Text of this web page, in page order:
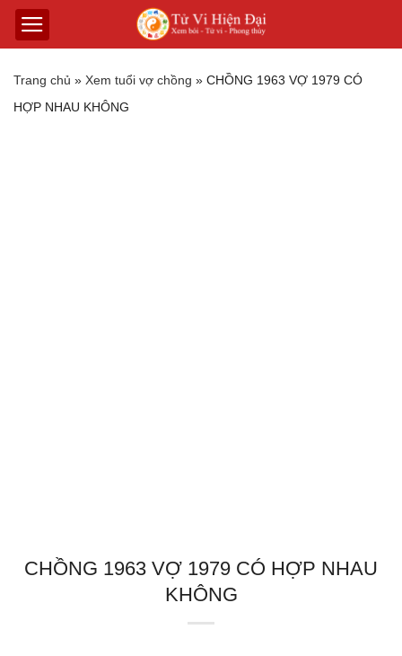
Trang chủ » Xem tuổi vợ chồng » CHỒNG 1963 VỢ 1979 CÓ
HỢP NHAU KHÔNG
CHỒNG 1963 VỢ 1979 CÓ HỢP NHAU
KHÔNG